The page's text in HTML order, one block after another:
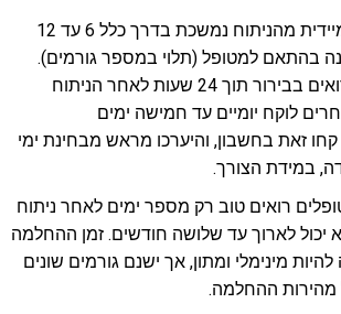
תקופת ההחלמה המיידית מהניתוח נמשכת בדרך כלל 6 עד 12
בהתאם למטופל (תלוי במספר גורמים).
מרבית המטופלים רואים בבירור תוך 24 שעות לאחר הניתוח
לוקח יומיים עד חמישה ימים
זאת בחשבון, והיערכו מראש מבחינת ימי
במידת הצורך.
רואים טוב רק מספר ימים לאחר ניתוח
יכול לארוך עד שלושה חודשים. זמן ההחלמה
מינימלי ומתון, אך ישנם גורמים שונים
מהירות ההחלמה.